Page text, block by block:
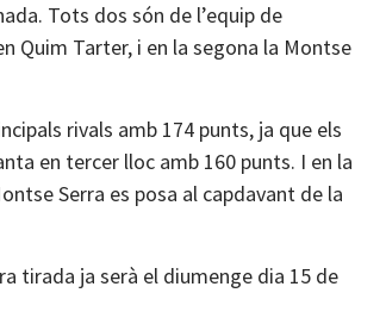
Tots dos són de l’equip de
Quim Tarter, i en la segona la Montse
rivals amb 174 punts, ja que els
en tercer lloc amb 160 punts. I en la
Serra es posa al capdavant de la
tirada ja serà el diumenge dia 15 de